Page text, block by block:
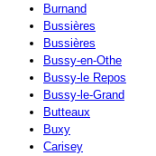
Burnand
Bussières
Bussières
Bussy-en-Othe
Bussy-le Repos
Bussy-le-Grand
Butteaux
Buxy
Carisey